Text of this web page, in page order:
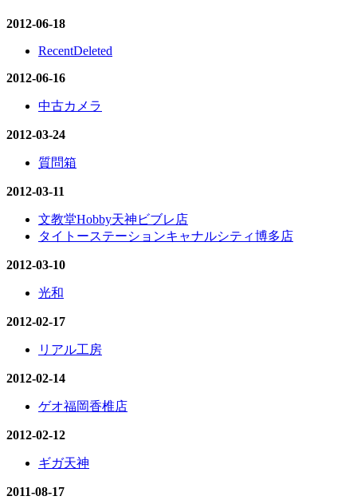
2012-06-18
RecentDeleted
2012-06-16
中古カメラ
2012-03-24
質問箱
2012-03-11
文教堂Hobby天神ビブレ店
タイトーステーションキャナルシティ博多店
2012-03-10
光和
2012-02-17
リアル工房
2012-02-14
ゲオ福岡香椎店
2012-02-12
ギガ天神
2011-08-17